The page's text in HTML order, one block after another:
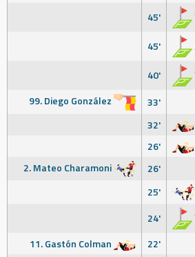
45'
45'
40'
99. Diego González
33'
32'
26'
2. Mateo Charamoni
26'
25'
24'
11. Gastón Colman
22'